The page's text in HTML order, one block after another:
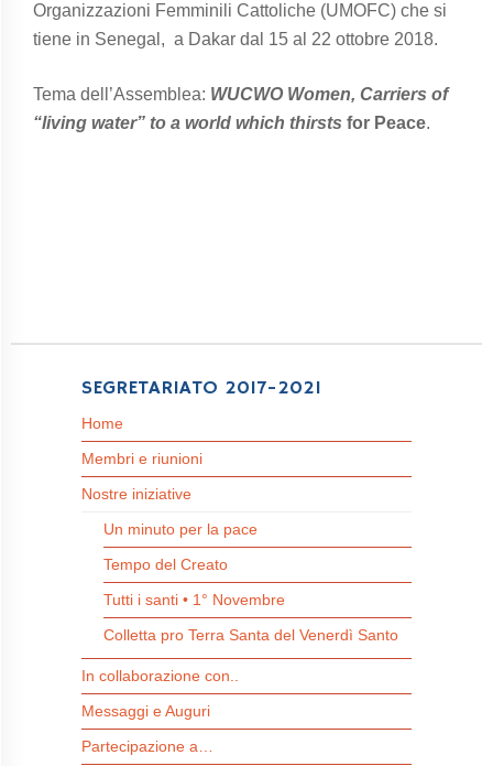
Organizzazioni Femminili Cattoliche (UMOFC) che si
tiene in Senegal, a Dakar dal 15 al 22 ottobre 2018.
Tema dell’Assemblea: WUCWO Women, Carriers of
“living water” to a world which thirsts for Peace.
SEGRETARIATO 2017-2021
Home
Membri e riunioni
Nostre iniziative
Un minuto per la pace
Tempo del Creato
Tutti i santi • 1° Novembre
Colletta pro Terra Santa del Venerdì Santo
In collaborazione con..
Messaggi e Auguri
Partecipazione a…